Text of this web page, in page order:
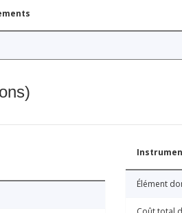
Élément